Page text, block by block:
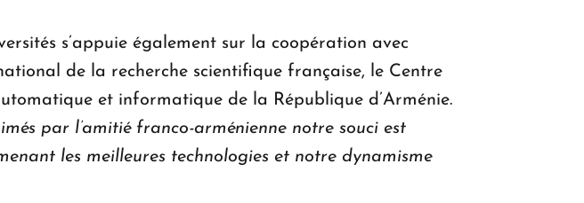
s’appuie également sur la coopération avec
de la recherche scientifique française, le Centre
et informatique de la République d’Arménie.
par l’amitié franco-arménienne notre souci est
les meilleures technologies et notre dynamisme